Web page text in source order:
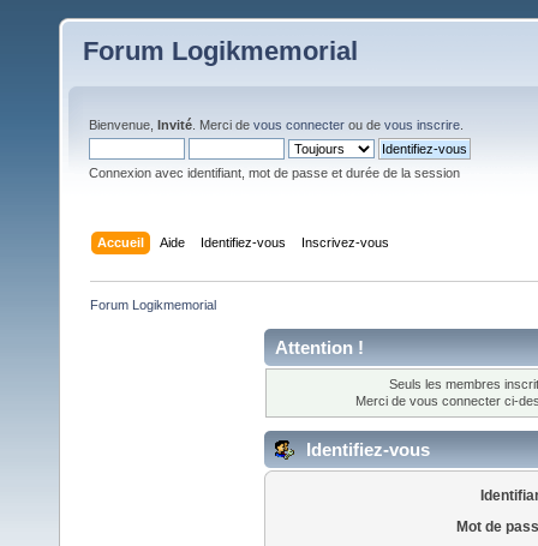
Forum Logikmemorial
Bienvenue, Invité . Merci de vous connecter ou de vous inscrire
Connexion avec identifiant, mot de passe et durée de la session
Accueil Aide Identifiez-vous Inscrivez-vous
Forum Logikmemorial
Attention !
Seuls les membres
Merci de vous connecter ci-
Identifiez-vous
Mot de